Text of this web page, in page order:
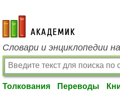
academic.ru
Словари и энциклопедии
Толкования Переводы